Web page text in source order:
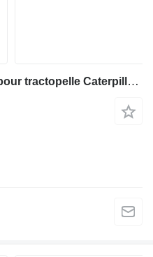
Vérin hydraulique 111-7712 pour tractopelle Caterpillar 446B